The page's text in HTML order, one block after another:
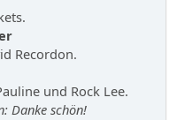
Recordon.
und Rock Lee.
Danke schön!